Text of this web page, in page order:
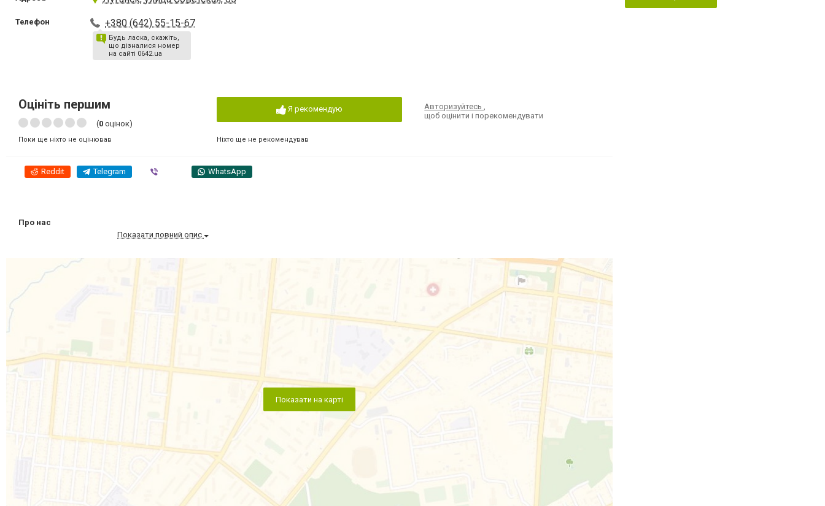
Телефон +380 (642) 55-15-67
Будь ласка, скажіть,
що дізналися номер
на сайті 0642.ua
Оцініть першим
(0 оцінок)
Поки ще ніхто не оцінював
Я рекомендую
Ніхто ще не рекомендував
Авторизуйтесь,
щоб оцінити і порекомендувати
Reddit Telegram WhatsApp
Про нас
Показати повний опис
Показати на карті